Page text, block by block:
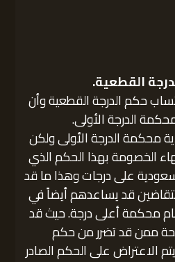
القطعية.
حكم الدرجة القطعية وأن
الدرجة الأولى.
محكمة الدرجة الأولى ولكن
الخصومة بهذا الحكم الذي
على درجات وهذا ما قد
قد يساعدهم أيضاً في
محكمة أعلى درجة. حيث قد
ممن قد تضرر من حكم
الاعتراض على الحكم الصادر